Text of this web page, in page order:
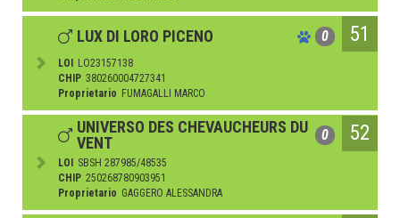
LUX DI LORO PICENO 0 51
LOI
LO23157138
CHIP 380260004727341
Proprietario FUMAGALLI MARCO
UNIVERSO DES CHEVAUCHEURS DU
VENT
0 52
LOI
SBSH 287985/48535
CHIP 250268780903951
Proprietario GAGGERO ALESSANDRA